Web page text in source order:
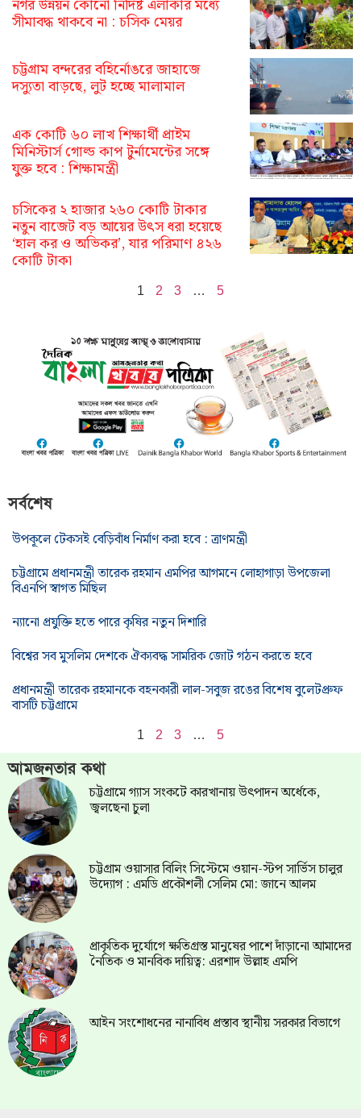
নগর উন্নয়ন কোনো নির্দিষ্ট এলাকার মধ্যে
সীমাবদ্ধ থাকবে না : চসিক মেয়র
চট্টগ্রাম বন্দরের বহির্নোঙরে জাহাজে
দস্যুতা বাড়ছে, লুট হচ্ছে মালামাল
এক কোটি ৬০ লাখ শিক্ষার্থী প্রাইম
মিনিস্টার্স গোল্ড কাপ টুর্নামেন্টের সঙ্গে
যুক্ত হবে : শিক্ষামন্ত্রী
চসিকের ২ হাজার ২৬০ কোটি টাকার
নতুন বাজেট বড় আয়ের উৎস ধরা হয়েছে
‘হাল কর ও অভিকর’, যার পরিমাণ ৪২৬
কোটি টাকা
1 2 3 … 5
সর্বশেষ
উপকূলে টেকসই বেড়িবাঁধ নির্মাণ করা হবে : ত্রাণমন্ত্রী
চট্টগ্রামে প্রধানমন্ত্রী তারেক রহমান এমপির আগমনে লোহাগাড়া উপজেলা
বিএনপি স্বাগত মিছিল
ন্যানো প্রযুক্তি হতে পারে কৃষির নতুন দিশারি
বিশ্বের সব মুসলিম দেশকে ঐক্যবদ্ধ সামরিক জোট গঠন করতে হবে
প্রধানমন্ত্রী তারেক রহমানকে বহনকারী লাল-সবুজ রঙের বিশেষ বুলেটপ্রুফ
বাসটি চট্টগ্রামে
1 2 3 … 5
আমজনতার কথা
চট্টগ্রামে গ্যাস সংকটে কারখানায় উৎপাদন অর্ধেকে,
জ্বলছেনা চুলা
চট্টগ্রাম ওয়াসার বিলিং সিস্টেমে ওয়ান-স্টপ সার্ভিস চালুর
উদ্যোগ : এমডি প্রকৌশলী সেলিম মো: জানে আলম
প্রাকৃতিক দুর্যোগে ক্ষতিগ্রস্ত মানুষের পাশে দাঁড়ানো আমাদের
নৈতিক ও মানবিক দায়িত্ব: এরশাদ উল্লাহ এমপি
আইন সংশোধনের নানাবিধ প্রস্তাব স্থানীয় সরকার বিভাগে